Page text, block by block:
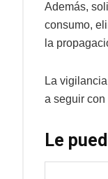
Además,
consumo,
la
La
a seguir
Le